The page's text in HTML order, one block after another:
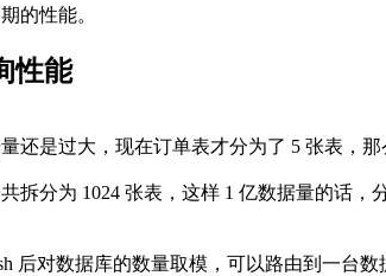
的性能。
性能
是过大，现在订单表才分为了 5 张表，
拆分为 1024 张表，这样 1 亿数据量的话
后对数据库的数量取模，可以路由到一台